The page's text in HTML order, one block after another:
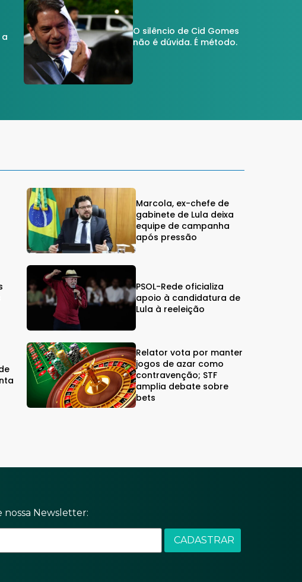
O silêncio de Cid Gomes
não é dúvida. É método.
Marcola, ex-chefe de
gabinete de Lula deixa
equipe de campanha
após pressão
PSOL-Rede oficializa
apoio à candidatura de
Lula à reeleição
Relator vota por manter
jogos de azar como
contravenção; STF
amplia debate sobre
bets
nossa Newsletter: